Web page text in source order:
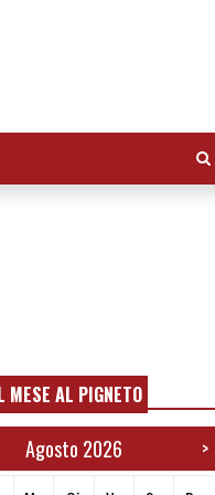
Cerca:
MESE AL PIGNETO
Agosto 2026 >